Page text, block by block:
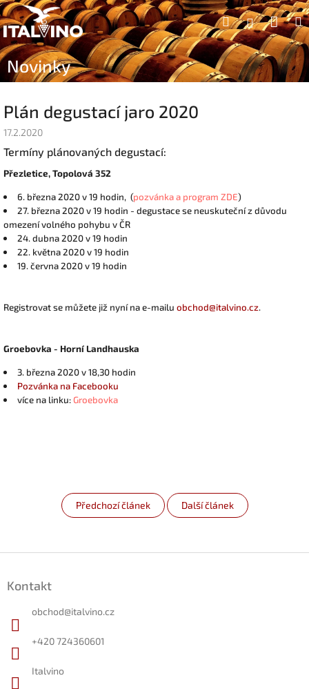
Přejít
na
obsah
Hledat
Novinky
Plán degustací jaro 2020
17.2.2020
Termíny plánovaných degustací:
Přezletice, Topolová 352
6. března 2020 v 19 hodin, (pozvánka a program ZDE)
27. března 2020 v 19 hodin - degustace se neuskuteční z důvodu
omezení volného pohybu v ČR
24. dubna 2020 v 19 hodin
22. května 2020 v 19 hodin
19. června 2020 v 19 hodin
Registrovat se můžete již nyní na e-mailu obchod@italvino.cz.
Groebovka - Horní Landhauska
3. března 2020 v 18,30 hodin
Pozvánka na Facebooku
více na linku:Groebovka
Předchozí článek Další článek
Kontakt
obchod@italvino.cz
+420 724360601
Italvino